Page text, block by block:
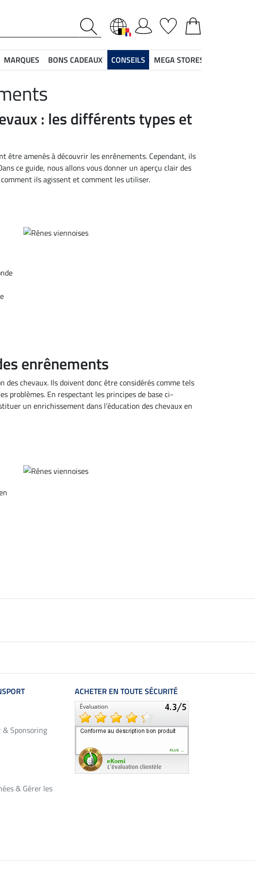
MARQUES BONS CADEAUX CONSEILS MEGA STORES
: les différents types et
être amenés à découvrir les enrênements. Cependant, ils
ce guide, nous allons vous donner un aperçu clair des
ils agissent et comment les utiliser.
enrênements
chevaux. Ils doivent donc être considérés comme tels
problèmes. En respectant les principes de base ci-
un enrichissement dans l’éducation des chevaux en
& Sponsoring
& Gérer les
ACHETER EN TOUTE SÉCURITÉ